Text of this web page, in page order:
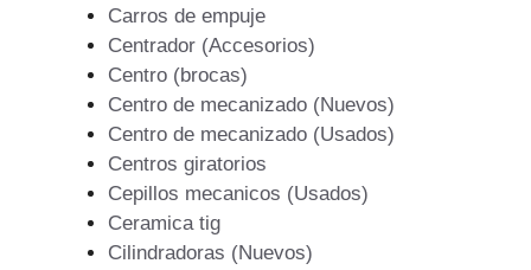
Carros de empuje
Centrador (Accesorios)
Centro (brocas)
Centro de mecanizado (Nuevos)
Centro de mecanizado (Usados)
Centros giratorios
Cepillos mecanicos (Usados)
Ceramica tig
Cilindradoras (Nuevos)